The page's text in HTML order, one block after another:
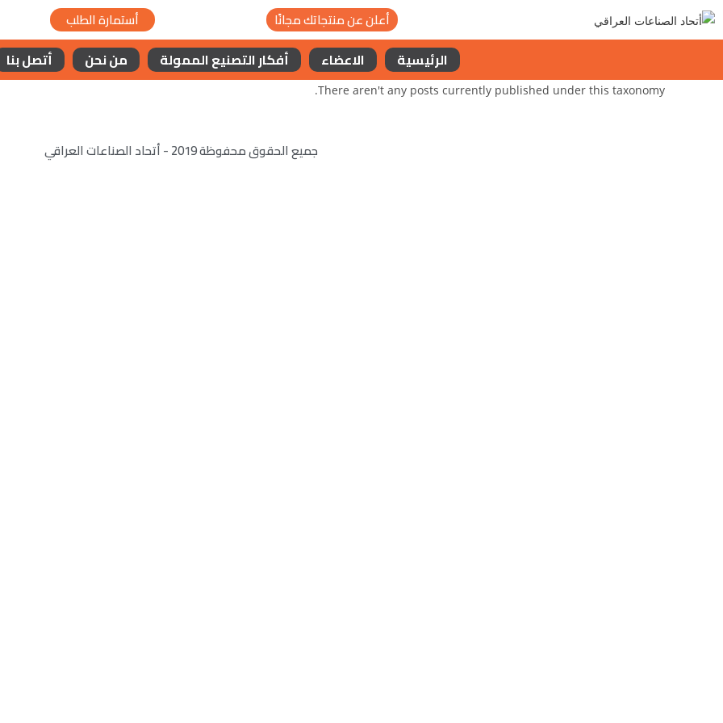
أعلن عن منتجاتك مجانًا أستمارة الطلب
الرئيسية الاعضاء أفكار التصنيع الممولة من نحن أتصل بنا
There aren't any posts currently published under this taxonomy.
جميع الحقوق محفوظة 2019 - أتحاد الصناعات العراقي